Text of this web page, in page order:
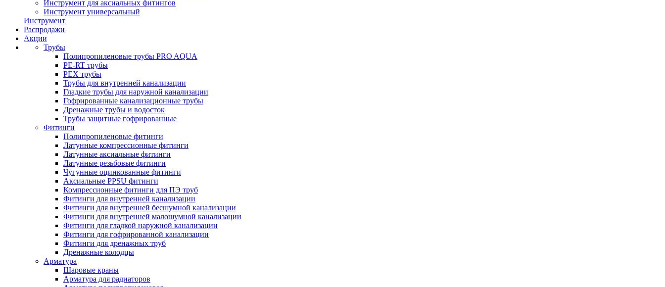
Инструмент для аксиальных фитингов
Инструмент универсальный
Инструмент
Распродажи
Акции
Трубы
Полипропиленовые трубы PRO AQUA
PE-RT трубы
PEX трубы
Трубы для внутренней канализации
Гладкие трубы для наружной канализации
Гофрированные канализационные трубы
Дренажные трубы и водосток
Трубы защитные гофрированные
Фитинги
Полипропиленовые фитинги
Латунные компрессионные фитинги
Латунные аксиальные фитинги
Латунные резьбовые фитинги
Чугунные оцинкованные фитинги
Аксиальные PPSU фитинги
Компрессионные фитинги для ПЭ труб
Фитинги для внутренней канализации
Фитинги для внутренней бесшумной канализации
Фитинги для внутренней малошумной канализации
Фитинги для гладкой наружной канализации
Фитинги для гофрированной канализации
Фитинги для дренажных труб
Дренажные колодцы
Арматура
Шаровые краны
Арматура для радиаторов